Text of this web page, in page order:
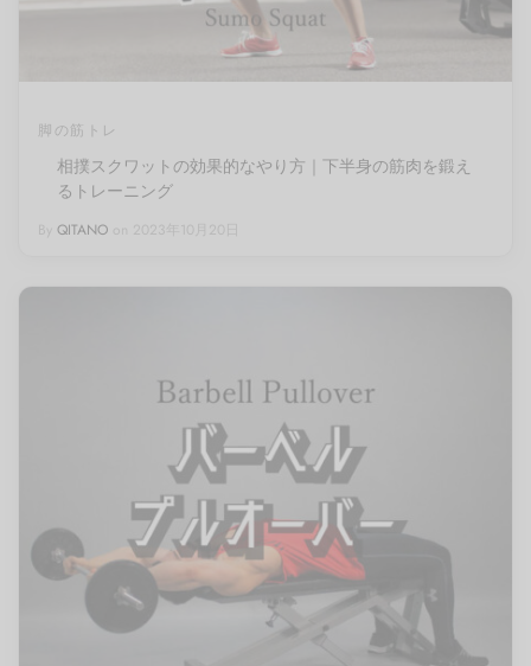
脚の筋トレ
相撲スクワットの効果的なやり方｜下半身の筋肉を鍛え
るトレーニング
QITANO